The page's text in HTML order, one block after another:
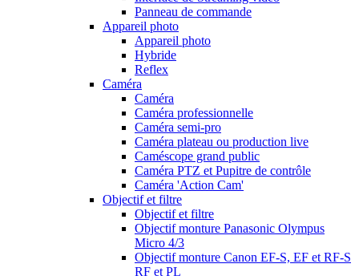
Panneau de commande
Appareil photo
Appareil photo
Hybride
Reflex
Caméra
Caméra
Caméra professionnelle
Caméra semi-pro
Caméra plateau ou production live
Caméscope grand public
Caméra PTZ et Pupitre de contrôle
Caméra 'Action Cam'
Objectif et filtre
Objectif et filtre
Objectif monture Panasonic Olympus
Micro 4/3
Objectif monture Canon EF-S, EF et RF-S
RF et PL